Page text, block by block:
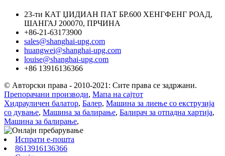
23-ти КАТ ЏИДИАН ПАТ БР.600 ХЕНГФЕНГ РОАД,
ШАНГАЈ 200070, ПРЧИНА
+86-21-63173900
sales@shanghai-upg.com
huangwei@shanghai-upg.com
louise@shanghai-upg.com
+86 13916136366
© Авторски права - 2010-2021: Сите права се задржани.
Препорачани производи, Мапа на сајтот
Хидрауличен балатор, Балер, Машина за лиење со екструзија
со дување, Машина за балирање, Балирач за отпадна хартија,
Машина за балирање,
Испрати е-пошта
8613916136366